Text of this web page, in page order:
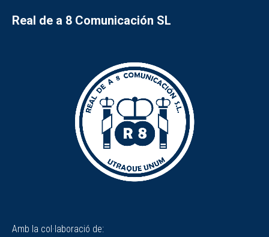
Real de a 8 Comunicación SL
Amb la col·laboració de: